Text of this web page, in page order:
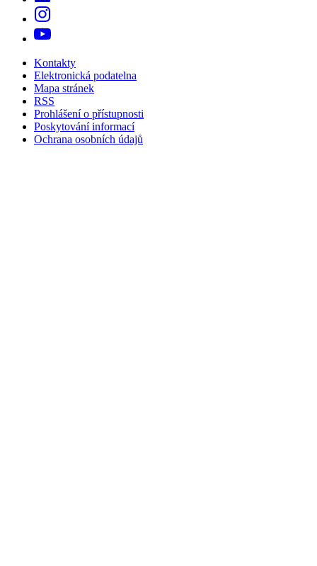
Kontakty
Elektronická podatelna
Mapa stránek
RSS
Prohlášení o přístupnosti
Poskytování informací
Ochrana osobních údajů